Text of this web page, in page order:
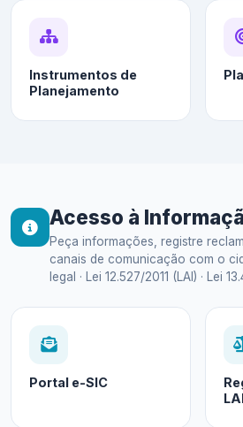
Instrumentos de
Planejamento
Acesso à
Peça informações, registre
canais de comunicação com o
legal · Lei 12.527/2011 (LAI) · Lei
Portal e-SIC